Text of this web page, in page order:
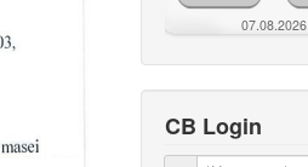
07.08.2026
CB Login